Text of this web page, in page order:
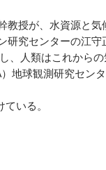
授が、水資源と
研究センターの江
、人類はこれから
地球観測研究セン
いる。